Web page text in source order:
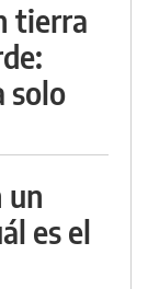
tierra
solo
un
es el